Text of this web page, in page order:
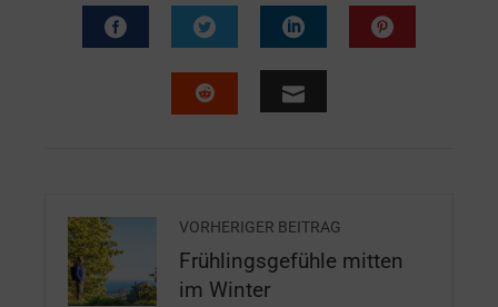
VORHERIGER BEITRAG
Frühlingsgefühle mitten
im Winter